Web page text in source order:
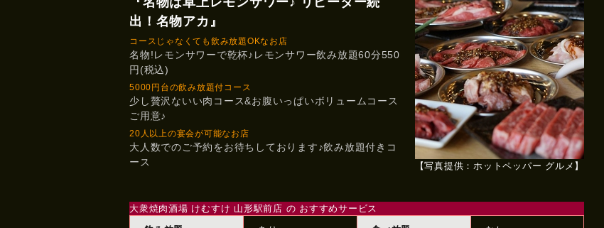
【写真提供：ホットペッパー グルメ】
出！名物アカ』
コースじゃなくても飲み放題OKなお店
名物!レモンサワーで乾杯♪レモンサワー飲み放題60分550
円(税込)
5000円台の飲み放題付コース
少し贅沢ないい肉コース&お腹いっぱいボリュームコース
ご用意♪
20人以上の宴会が可能なお店
大人数でのご予約をお待ちしております♪飲み放題付きコ
ース
大衆焼肉酒場 けむすけ 山形駅前店 の おすすめサービス